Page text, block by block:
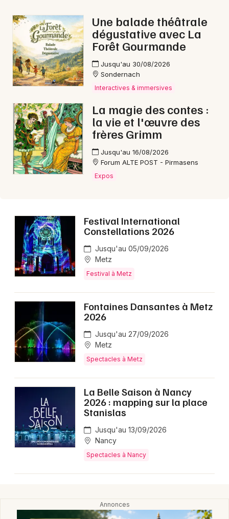
Mon email
Je m'abonne
Une balade théâtrale
dégustative avec La
Forêt Gourmande
Jusqu'au 30/08/2026
Sondernach
Interactives & immersives
La magie des contes :
la vie et l'œuvre des
frères Grimm
Jusqu'au 16/08/2026
Forum ALTE POST - Pirmasens
Expos
Festival International
Constellations 2026
Jusqu'au 05/09/2026
Metz
Festival à Metz
Fontaines Dansantes à Metz
2026
Jusqu'au 27/09/2026
Metz
Spectacles à Metz
La Belle Saison à Nancy
2026 : mapping sur la place
Stanislas
Jusqu'au 13/09/2026
Nancy
Spectacles à Nancy